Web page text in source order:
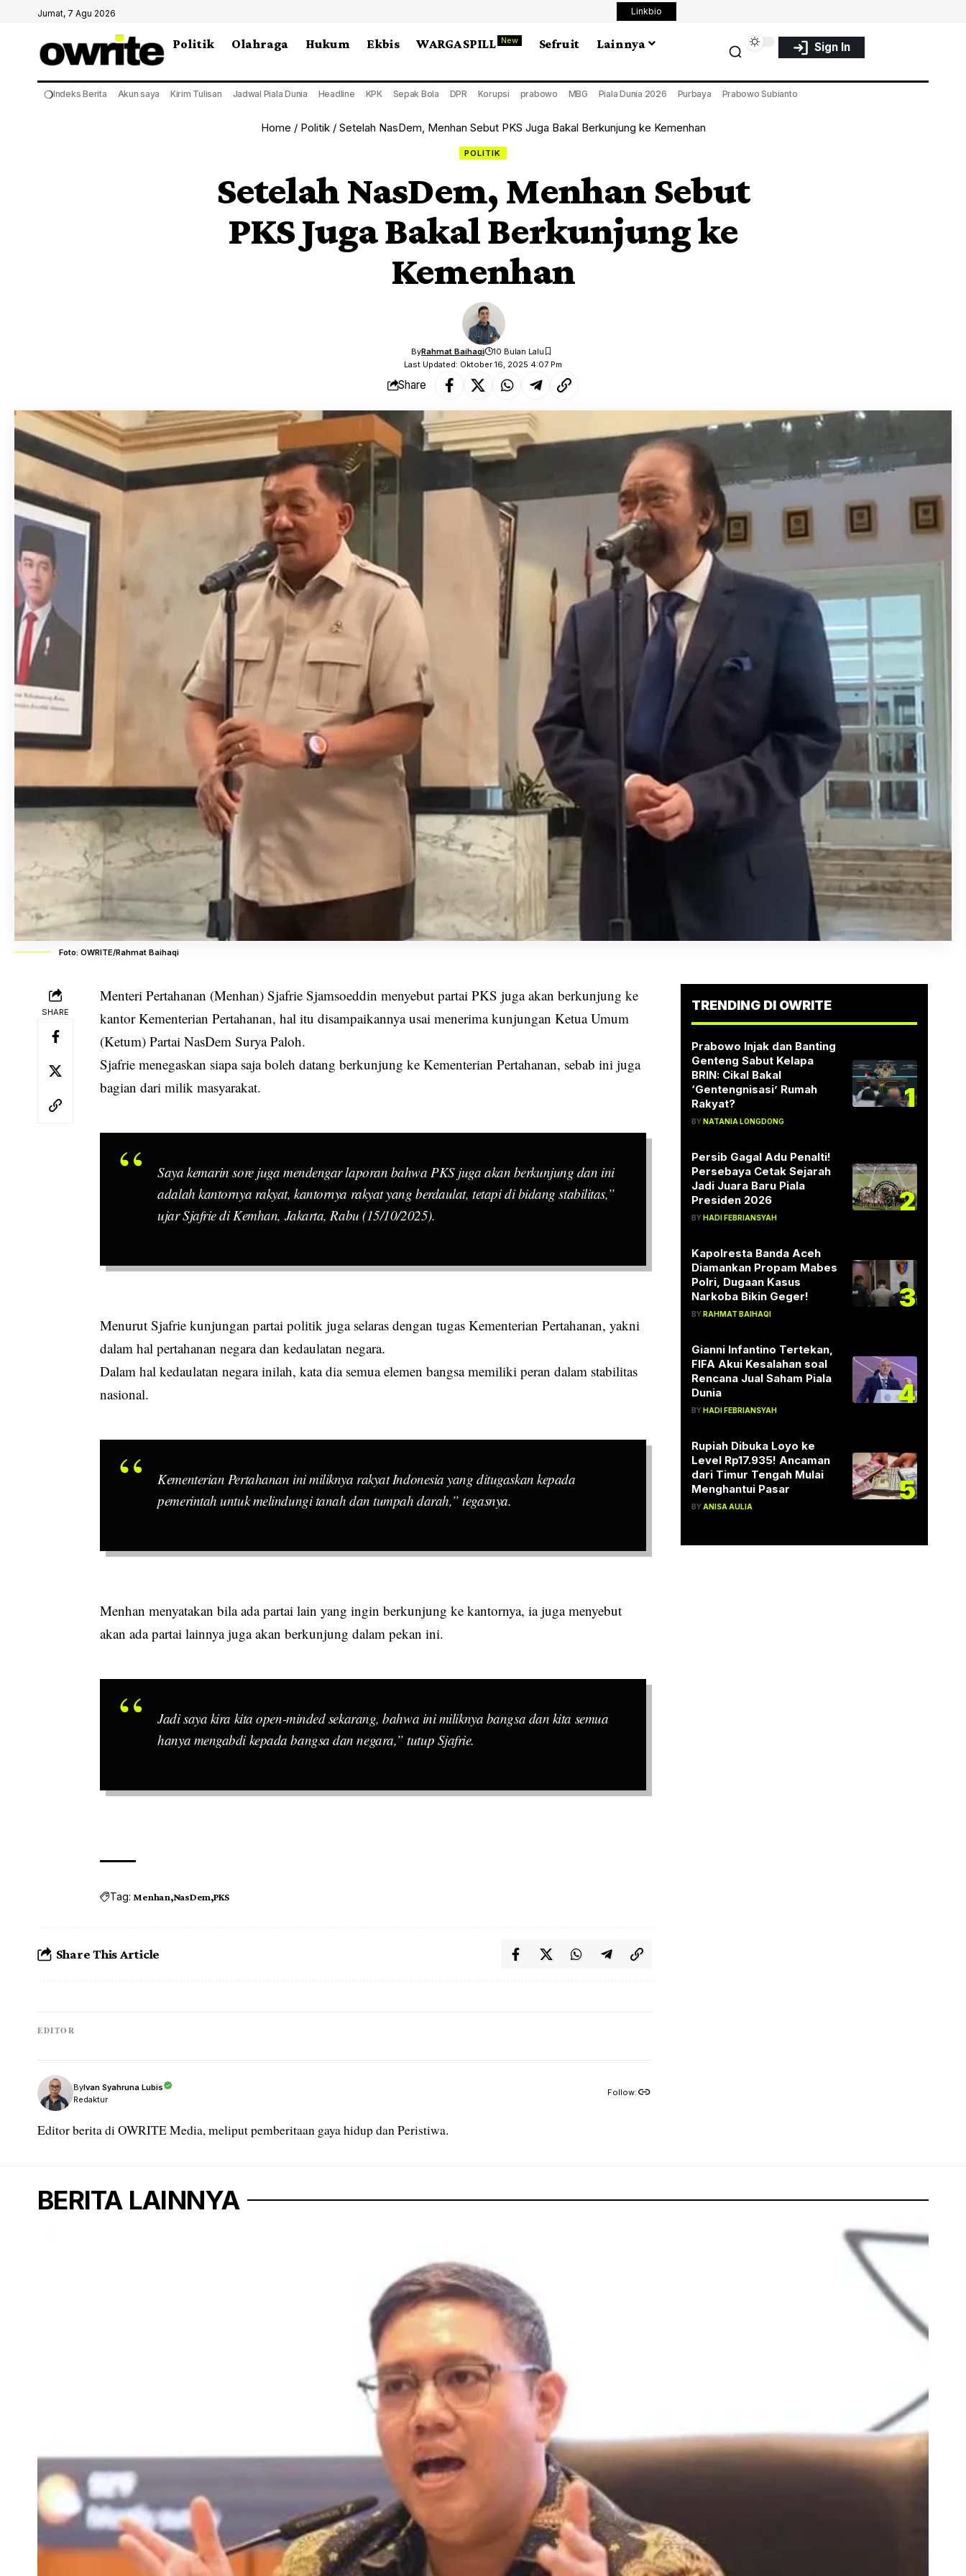
Jumat, 7 Agu 2026 Linkbio
Politik Olahraga Hukum Ekbis WARGA SPILL New Sefruit Lainnya Sign In
❍Indeks Berita Akun saya Kirim Tulisan Jadwal Piala Dunia Headline KPK Sepak Bola DPR Korupsi prabowo MBG Piala Dunia 2026 Purbaya Prabowo Subianto
Home / Politik/ Setelah NasDem, Menhan Sebut PKS Juga Bakal Berkunjung ke Kemenhan
POLITIK
Setelah NasDem, Menhan Sebut
PKS Juga Bakal Berkunjung ke
Kemenhan
Last Updated: Oktober 16, 2025 4:07 Pm
ByRahmat Baihaqi 10 Bulan Lalu
Share
Foto: OWRITE/Rahmat Baihaqi
SHARE
Menteri Pertahanan (Menhan) Sjafrie Sjamsoeddin menyebut partai PKS juga akan berkunjung ke
kantor Kementerian Pertahanan, hal itu disampaikannya usai menerima kunjungan Ketua Umum
(Ketum) Partai NasDem Surya Paloh.
Sjafrie menegaskan siapa saja boleh datang berkunjung ke Kementerian Pertahanan, sebab ini juga
bagian dari milik masyarakat.
Saya kemarin sore juga mendengar laporan bahwa PKS juga akan berkunjung dan ini
adalah kantornya rakyat, kantornya rakyat yang berdaulat, tetapi di bidang stabilitas,”
ujar Sjafrie di Kemhan, Jakarta, Rabu (15/10/2025).
Menurut Sjafrie kunjungan partai politik juga selaras dengan tugas Kementerian Pertahanan, yakni
dalam hal pertahanan negara dan kedaulatan negara.
Dalam hal kedaulatan negara inilah, kata dia semua elemen bangsa memiliki peran dalam stabilitas
nasional.
Kementerian Pertahanan ini miliknya rakyat Indonesia yang ditugaskan kepada
pemerintah untuk melindungi tanah dan tumpah darah,” tegasnya.
Menhan menyatakan bila ada partai lain yang ingin berkunjung ke kantornya, ia juga menyebut
akan ada partai lainnya juga akan berkunjung dalam pekan ini.
Jadi saya kira kita open-minded sekarang, bahwa ini miliknya bangsa dan kita semua
hanya mengabdi kepada bangsa dan negara,” tutup Sjafrie.
Tag: Menhan NasDem PKS
Share This Article
EDITOR
ByIvan Syahruna Lubis
Redaktur
Follow:
Editor berita di OWRITE Media, meliput pemberitaan gaya hidup dan Peristiwa.
TRENDING DI OWRITE
Prabowo Injak dan Banting
Genteng Sabut Kelapa
BRIN: Cikal Bakal
‘Gentengnisasi’ Rumah
Rakyat?
BYNATANIA LONGDONG
1
Persib Gagal Adu Penalti!
Persebaya Cetak Sejarah
Jadi Juara Baru Piala
Presiden 2026
BYHADI FEBRIANSYAH
2
Kapolresta Banda Aceh
Diamankan Propam Mabes
Polri, Dugaan Kasus
Narkoba Bikin Geger!
BYRAHMAT BAIHAQI
3
Gianni Infantino Tertekan,
FIFA Akui Kesalahan soal
Rencana Jual Saham Piala
Dunia
BYHADI FEBRIANSYAH
4
Rupiah Dibuka Loyo ke
Level Rp17.935! Ancaman
dari Timur Tengah Mulai
Menghantui Pasar
BYANISA AULIA
5
BERITA LAINNYA